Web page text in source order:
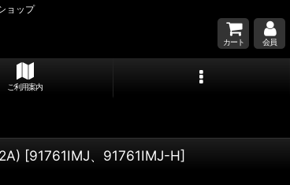
ョップ
カート 会員
ご利用案内
[91761IMJ、91761IMJ-H]